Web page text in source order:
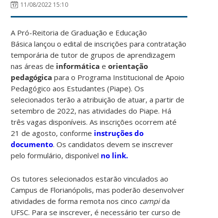
11/08/2022 15:10
A Pró-Reitoria de Graduação e Educação
Básica lançou o edital de inscrições para contratação
temporária de tutor de grupos de aprendizagem
nas áreas de informática eorientação
pedagógicapara o Programa Institucional de Apoio
Pedagógico aos Estudantes (Piape). Os
selecionados terão a atribuição de atuar, a partir de
setembro de 2022, nas atividades do Piape. Há
três vagas disponíveis. As inscrições ocorrem até
21 de agosto, conforme instruções do
documento. Os candidatos devem se inscrever
pelo formulário, disponível no link.
Os tutores selecionados estarão vinculados ao
Campus de Florianópolis, mas poderão desenvolver
atividades de forma remota nos cinco campida
UFSC. Para se inscrever, é necessário ter curso de